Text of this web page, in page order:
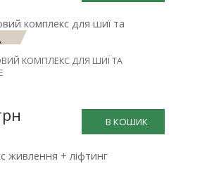
КОМПЛЕКС ДЛЯ ШИЇ ТА
В КОШИК